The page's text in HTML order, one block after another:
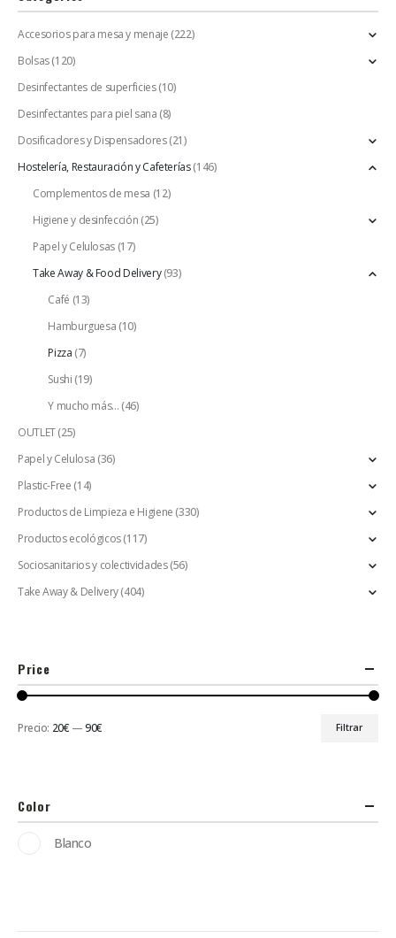
Accesorios para mesa y menaje (222)
Bolsas(120)
Desinfectantes de superficies (10)
Desinfectantes para piel sana (8)
Dosificadores y Dispensadores (21)
Hostelería, Restauración y Cafeterías(146)
Complementos de mesa (12)
Higiene y desinfección (25)
Papel y Celulosas (17)
Take Away & Food Delivery (93)
Café (13)
Hamburguesa (10)
Pizza (7)
Sushi (19)
Y mucho más... (46)
OUTLET(25)
Papel y Celulosa (36)
Plastic-Free (14)
Productos de Limpieza e Higiene (330)
Productos ecológicos(117)
Sociosanitarios y colectividades (56)
Take Away & Delivery(404)
Price
Filtrar
Precio: 20€ —90€
Color
Blanco